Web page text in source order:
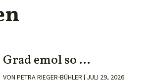
Grad emol so …
VON PETRA RIEGER-BÜHLER | JULI 29, 2026